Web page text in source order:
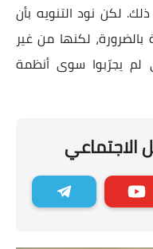
لكن نود التنويه بأن
لكنها من غير
لم يجرّبوا سوى أنظمة
الاجتماعي